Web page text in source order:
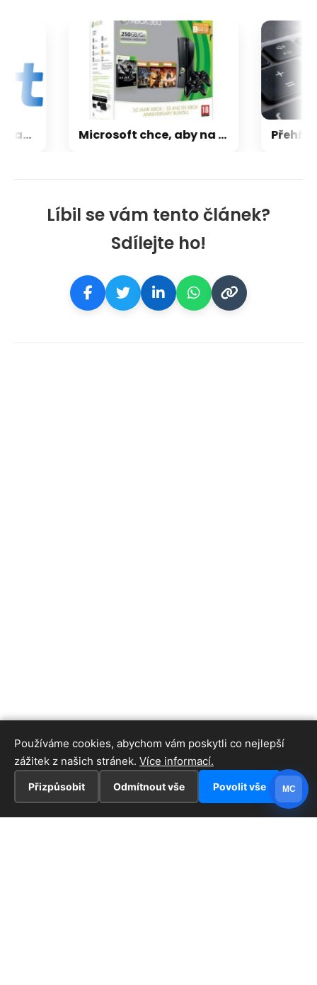
Líbil se vám tento článek?
Sdílejte ho!
CXMT odmítla požadavky Applu, nenechá si diktovat ceny Microsoft chce, aby na Xbox Helix běhaly všechny hry, které kdy vyšly pro Xbox
Používáme cookies, abychom vám poskytli co nejlepší
zážitek z našich stránek. Více informací.
Přizpůsobit Odmítnout vše Povolit vše MC